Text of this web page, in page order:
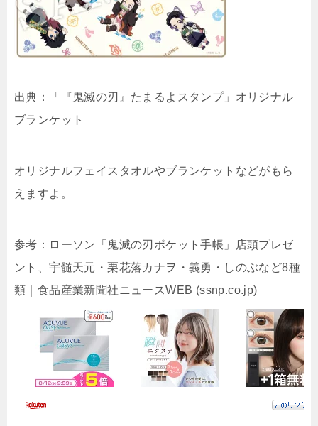
出典：「『鬼滅の刃』たまるよスタンプ」オリジナル
ブランケット
オリジナルフェイスタオルやブランケットなどがもら
えますよ。
参考： ローソン「鬼滅の刃ポケット手帳」店頭プレゼ
ント、宇髄天元・栗花落カナヲ・義勇・しのぶなど8種
類｜食品産業新聞社ニュースWEB (ssnp.co.jp)